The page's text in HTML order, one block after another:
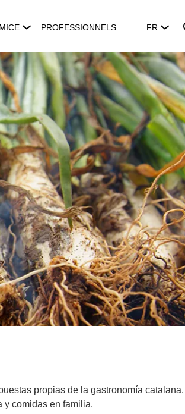
MICE PROFESSIONNELS FR
propias de la gastronomía catalana.
y comidas en familia.